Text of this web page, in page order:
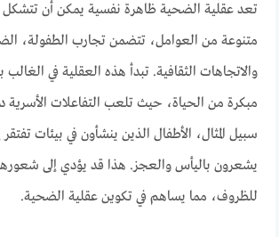
تعد عقلية الضحية ظاهرة نفسية يمكن أن
متنوعة من العوامل، تتضمن تجارب الطفولة،
والاتجاهات الثقافية. تبدأ هذه العقلية في الغالب
مبكرة من الحياة، حيث تلعب التفاعلات الأسرية
سبيل المثال، الأطفال الذين ينشأون في بيئات
يشعرون باليأس والعجز. هذا قد يؤدي إلى
للظروف، مما يساهم في تكوين عقلية الضحية.